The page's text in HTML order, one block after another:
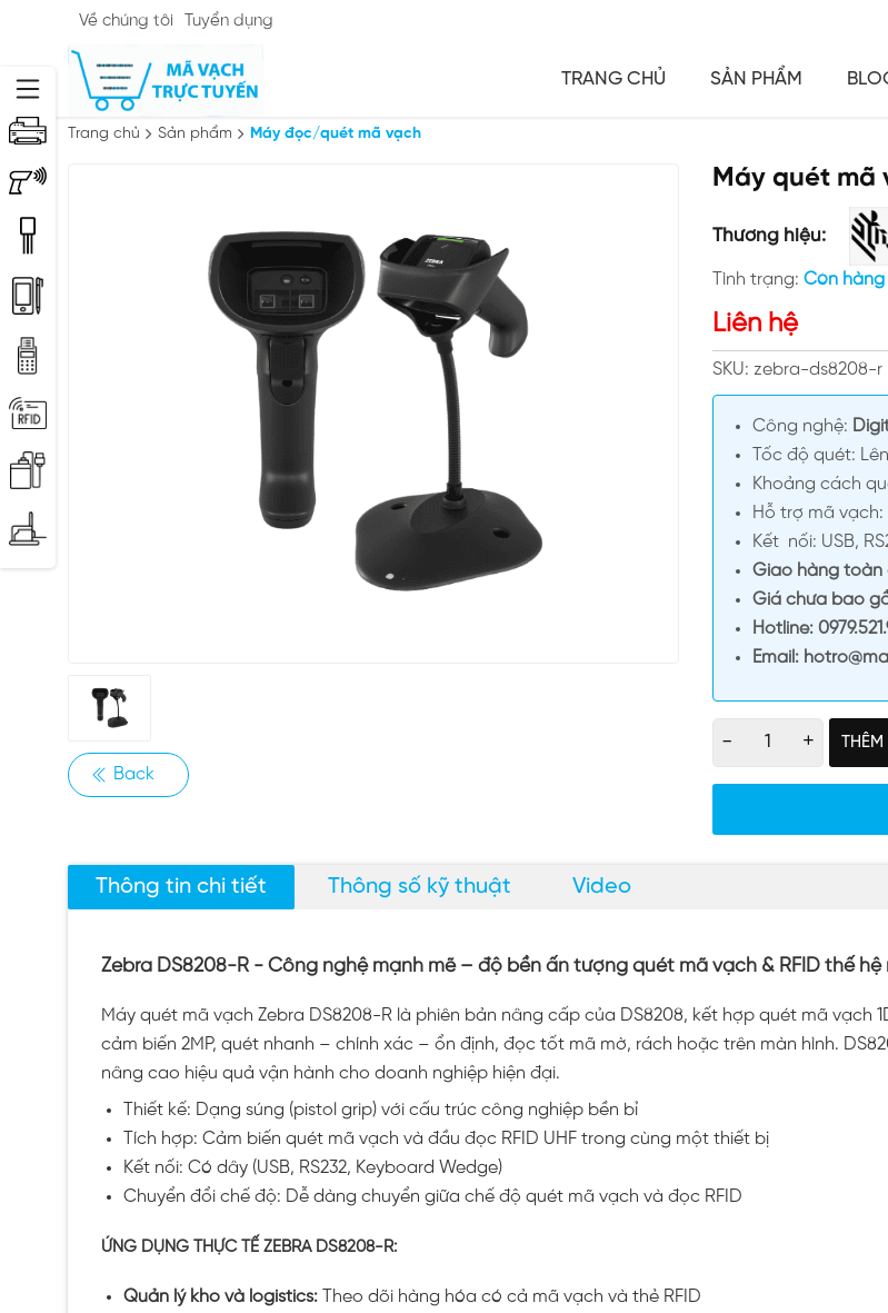
Về chúng tôi Tuyển dụng
TRANG CHỦ SẢN PHẨM
Trang chủ Sản phẩm Máy đọc/quét mã vạch
Back
Máy quét mã
Thương hiệu:
Tình trạng: Còn hàng
Liên hệ
SKU: zebra-ds8208-r
Công nghệ:
Tốc độ quét:
Khoảng cách
Hỗ trợ mã vạch:
Kết nối: USB,
Giao hàng toàn
Giá chưa bao
Hotline:
Email:
- +
Thông tin chi tiết Thông số kỹ thuật Video
Zebra DS8208-R - Công nghệ mạnh mẽ – độ bền ấn tượng quét mã vạch & RFID thế hệ
Máy quét mã vạch Zebra DS8208-R là phiên bản nâng cấp của DS8208, kết hợp quét mã vạch
cảm biến 2MP, quét nhanh – chính xác – ổn định, đọc tốt mã mờ, rách hoặc trên màn hình.
nâng cao hiệu quả vận hành cho doanh nghiệp hiện đại.
Thiết kế: Dạng súng (pistol grip) với cấu trúc công nghiệp bền bỉ
Tích hợp: Cảm biến quét mã vạch và đầu đọc RFID UHF trong cùng một thiết bị
Kết nối: Có dây (USB, RS232, Keyboard Wedge)
Chuyển đổi chế độ: Dễ dàng chuyển giữa chế độ quét mã vạch và đọc RFID
ỨNG DỤNG THỰC TẾ ZEBRA DS8208-R:
Quản lý kho và logistics:
Theo dõi hàng hóa có cả mã vạch và thẻ RFID